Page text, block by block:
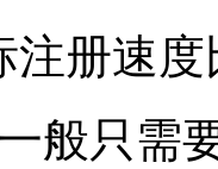
注册速度
般只需